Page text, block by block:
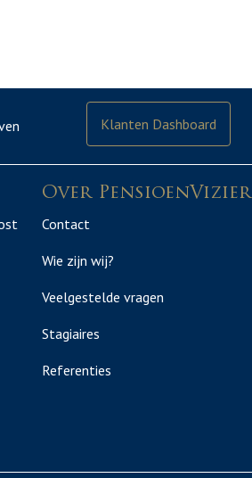
Klanten Dashboard
Over PensioenVizier
Contact
Wie zijn wij?
Veelgestelde vragen
Stagiaires
Referenties